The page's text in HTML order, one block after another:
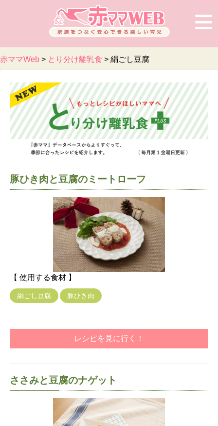
赤ママWeb > とり分け離乳食 > 絹ごし豆腐
豚ひき肉と豆腐のミートローフ
【 使用する食材 】
絹ごし豆腐 豚ひき肉
レシピを見に行く！
ささみと豆腐のナゲット